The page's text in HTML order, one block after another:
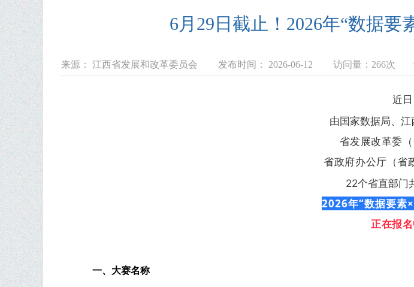
6月29日截止！2026年“数据要
来源： 江西省发展和改革委员会 发布时间： 2026-06-12 访问量： 266次
近日
由国家数据局、
省发展改革委（
省政府办公厅（省
22个省直部门
2026年“数据要素
正在报
一、大赛名称